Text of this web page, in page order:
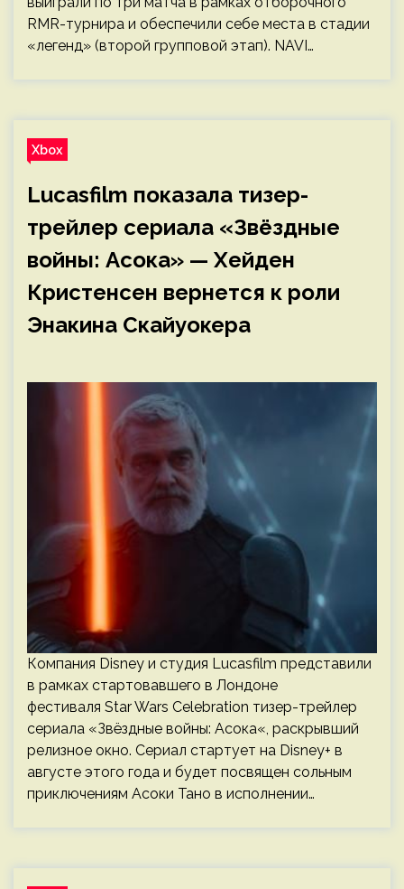
RMR-турнира и обеспечили себе места в стадии
«легенд» (второй групповой этап). NAVI…
Xbox
Lucasfilm показала тизер-
трейлер сериала «Звёздные
войны: Асока» — Хейден
Кристенсен вернется к роли
Энакина Скайуокера
Компания Disney и студия Lucasfilm представили
в рамках стартовавшего в Лондоне
фестиваля Star Wars Celebration тизер-трейлер
сериала «Звёздные войны: Асока«, раскрывший
релизное окно. Сериал стартует на Disney+ в
августе этого года и будет посвящен сольным
приключениям Асоки Тано в исполнении…